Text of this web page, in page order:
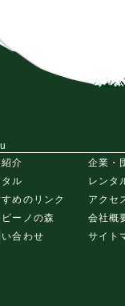
介
企業・
ル
レンタ
すめのリンク
アクセ
ーノの森
会社概
い合わせ
サイト